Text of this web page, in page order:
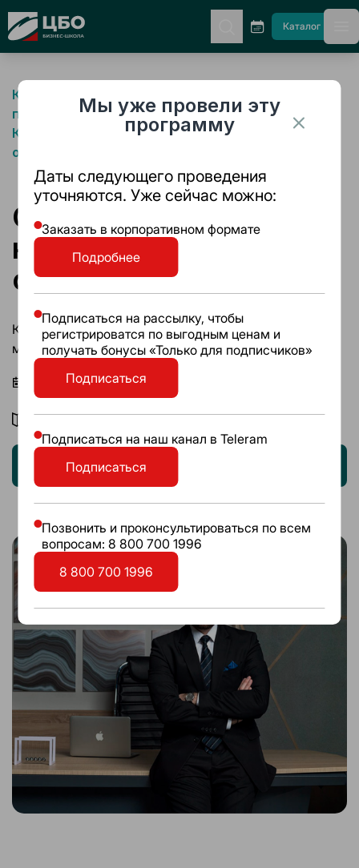
Мы уже провели эту
программу
Даты следующего проведения
уточняются. Уже сейчас можно:
Заказать в корпоративном формате
Подробнее
Подписаться на рассылку, чтобы
регистрироватся по выгодным ценам и
получать бонусы «Только для подписчиков»
Подписаться
Подписаться на наш канал в Teleram
Подписаться
Позвонить и проконсультироваться по всем
вопросам: 8 800 700 1996
8 800 700 1996
CBO Каталог
Комплексная Программа подготовки и
переподготовки
Коммерческих директоров и Руководителей
отделов продаж
Система управления
коммерческим
отделом B2B-продаж
Курс: "ПРОФЕССИЯ РУКОВОДИТЕЛЬ в цифровом
мире"
Старт курса 3 ноября 2025 г.
г. Екатеринбург, Бизнес-школа ЦБО
Записаться